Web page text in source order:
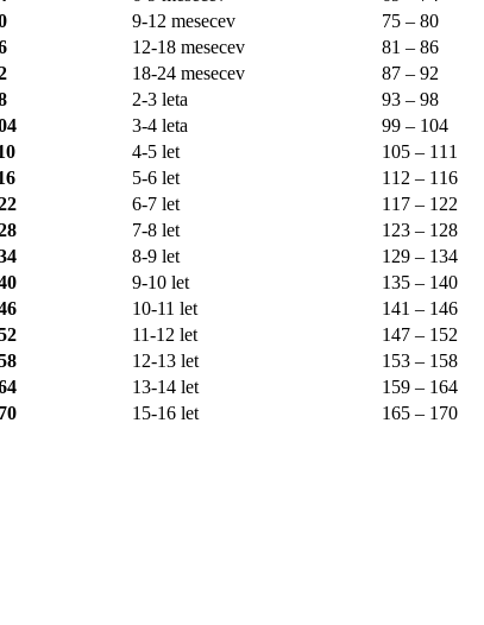
9-12 mesecev
75 – 80
12-18 mesecev
81 – 86
18-24 mesecev
87 – 92
2-3 leta
93 – 98
3-4 leta
99 – 104
4-5 let
105 – 111
5-6 let
112 – 116
6-7 let
117 – 122
7-8 let
123 – 128
8-9 let
129 – 134
9-10 let
135 – 140
10-11 let
141 – 146
11-12 let
147 – 152
12-13 let
153 – 158
13-14 let
159 – 164
15-16 let
165 – 170